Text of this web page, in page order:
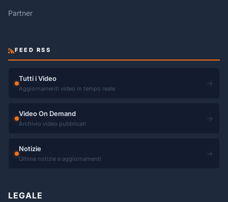
Partner
FEED RSS
Tutti i Video
Aggiornamenti video in tempo reale
→
Video On Demand
Archivio video pubblicati
→
Notizie
Ultime notizie e aggiornamenti
→
LEGALE